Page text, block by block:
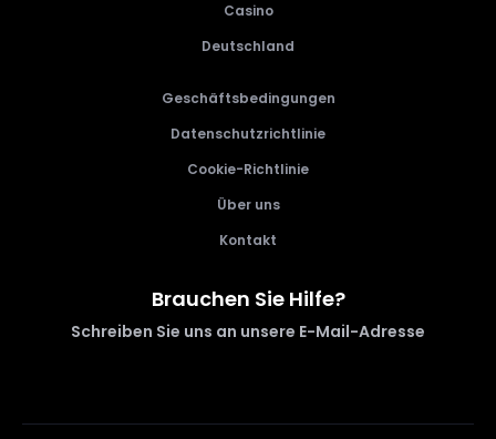
Casino
Deutschland
Geschäftsbedingungen
Datenschutzrichtlinie
Cookie-Richtlinie
Über uns
Kontakt
Brauchen Sie Hilfe?
Schreiben Sie uns an unsere E-Mail-Adresse